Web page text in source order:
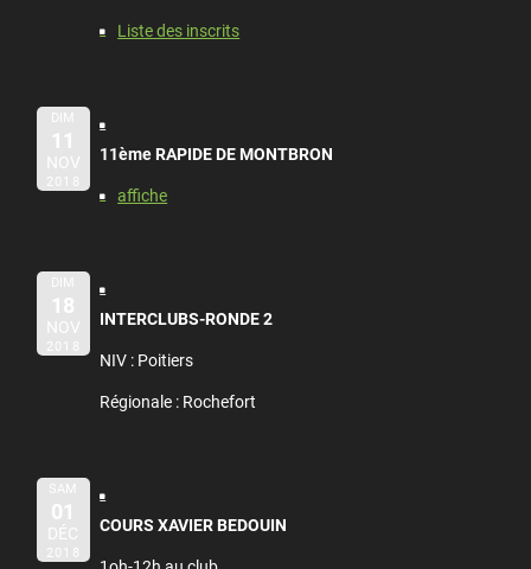
Liste des inscrits
DIM
11
NOV
2018
11ème RAPIDE DE MONTBRON
affiche
DIM
18
NOV
2018
INTERCLUBS-RONDE 2
NIV : Poitiers
Régionale : Rochefort
SAM
01
DÉC
2018
COURS XAVIER BEDOUIN